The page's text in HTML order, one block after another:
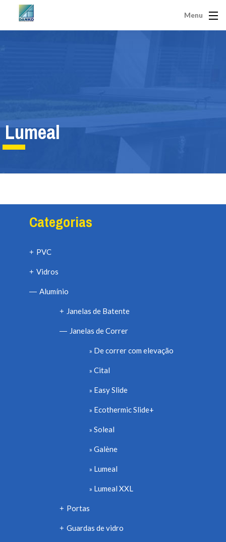
Menu
Lumeal
Categorias
+ PVC
+ Vidros
— Alumínio
+ Janelas de Batente
— Janelas de Correr
De correr com elevação
Cital
Easy Slide
Ecothermic Slide+
Soleal
Galène
Lumeal
Lumeal XXL
+ Portas
+ Guardas de vidro